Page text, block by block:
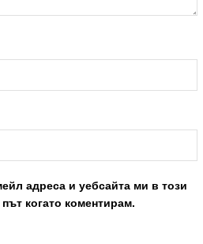
адреса и уебсайта ми в този
когато коментирам.